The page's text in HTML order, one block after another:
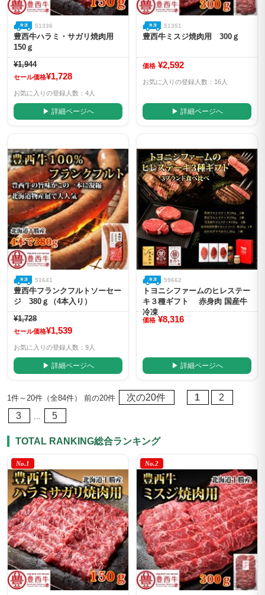
51336
豊西牛ハラミ・サガリ焼肉用
150ｇ
¥1,944
セール価格¥1,728
お気に入りの登録人数：4人
▶ 詳細ページへ
51351
豊西牛ミスジ焼肉用 300ｇ
価格 ¥2,592
お気に入りの登録人数：16人
▶ 詳細ページへ
51641
豊西牛フランクフルトソーセー
ジ 380ｇ（4本入り）
¥1,728
セール価格¥1,539
お気に入りの登録人数：9人
▶ 詳細ページへ
59662
トヨニシファームのヒレステー
キ３種ギフト 赤身肉 国産牛
冷凍
価格 ¥8,316
▶ 詳細ページへ
1件～20件（全84件） 前の20件 次の20件 1
2
3
... 5
TOTAL RANKING総合ランキング
No.1 No.2